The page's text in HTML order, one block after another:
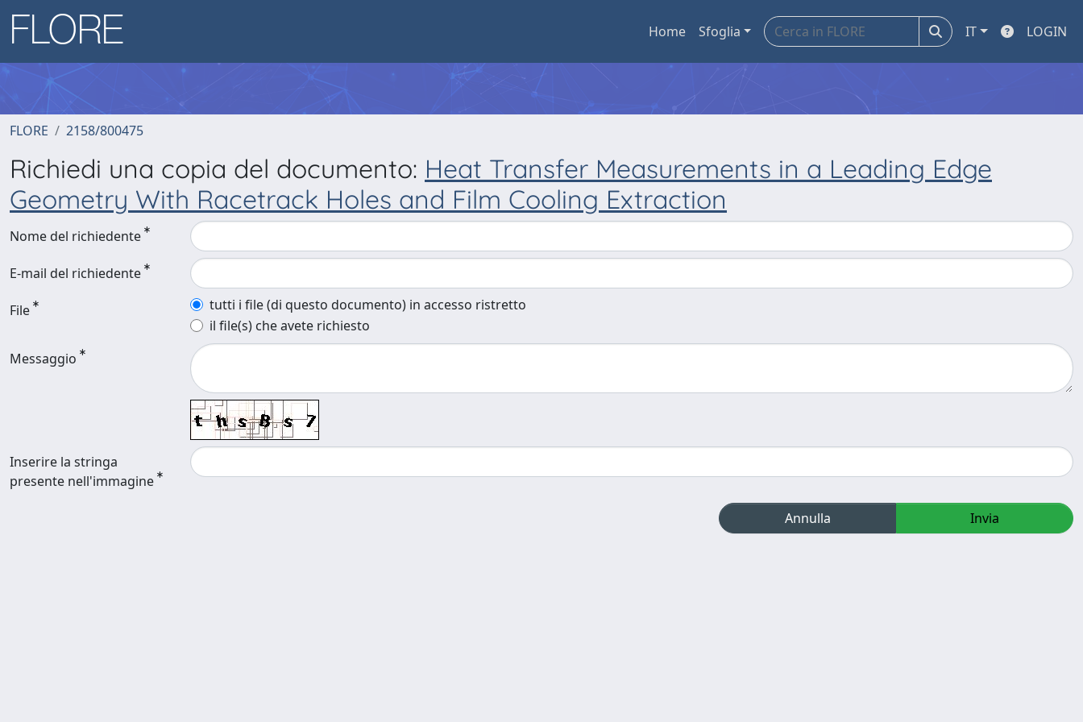
Home Sfoglia IT LOGIN
FLORE 2158/800475
Richiedi una copia del documento: Heat Transfer Measurements in a Leading Edge
Geometry With Racetrack Holes and Film Cooling Extraction
Nome del richiedente
E-mail del richiedente
File
tutti i file (di questo documento) in accesso ristretto
il file(s) che avete richiesto
Messaggio
Inserire la stringa
presente nell'immagine
Annulla Invia